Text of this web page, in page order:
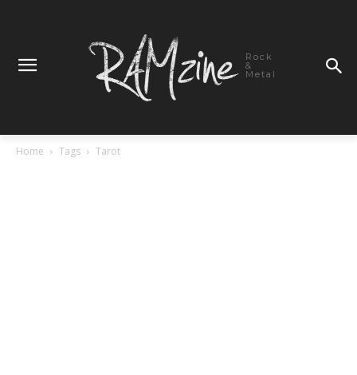
Rock
&
Metal
Home Tags Tarot